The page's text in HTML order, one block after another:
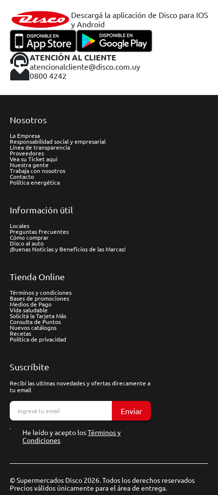
Descargá la aplicación de Disco para IOS
y Android
ATENCIÓN AL CLIENTE
atencionalcliente@disco.com.uy
0800 4242
Nosotros
La Empresa
Responsabilidad social y empresarial
Línea de transparencia
Proveedores
Vea su Ticket aquí
Nuestra gente
Trabaja con nosotros
Contacto
Política energética
Información útil
Locales
Preguntas Frecuentes
Cómo comprar
Disco al auto
¡Buenas Noticias y Beneficios de las Marcas!
Tienda Online
Términos y condiciones
Bases de promociones
Medios de Pago
Vida saludable
Solicitá la Tarjeta Más
Consulta de Puntos
Nuevos catálogos
Recetas
Política de privacidad
Suscríbite
Recibí las ultimas novedades y ofertas direcamente a
tu email
Enviar
He leído y acepto losTérminos y
Condiciones
© Supermercados Disco 2026. Todos los derechos reservados
Precios válidos únicamente para el área de entrega.